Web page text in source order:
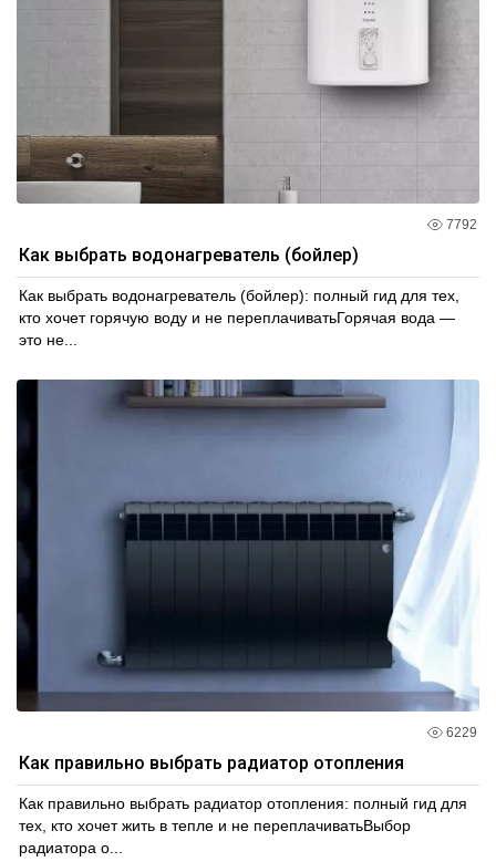
7792
Как выбрать водонагреватель (бойлер)
Как выбрать водонагреватель (бойлер): полный гид для тех,
кто хочет горячую воду и не переплачиватьГорячая вода —
это не...
6229
Как правильно выбрать радиатор отопления
Как правильно выбрать радиатор отопления: полный гид для
тех, кто хочет жить в тепле и не переплачиватьВыбор
радиатора о...